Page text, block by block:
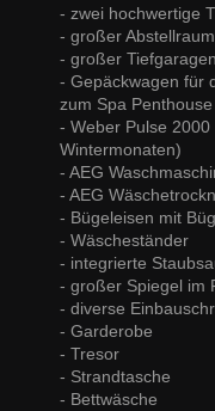
- zwei hochwertige
- großer
- großer
- Gepäckwagen für
zum Spa Penthouse
- Weber Pulse
Wintermonaten)
- AEG
- AEG
- Bügeleisen mit
- Wäscheständer
- integrierte
- großer Spiegel im
- diverse
- Garderobe
- Tresor
- Strandtasche
- Bettwäsche